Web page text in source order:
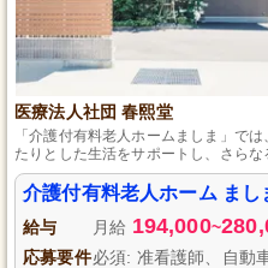
医療法人社団 春熙堂
「介護付有料老人ホームましま」で
たりとした生活をサポートし、さら
用意しております。休日は月9日、体
人々の健やかな毎日を一緒に守るこ
介護付有料老人ホーム ま
給与 月給 194,000~
応募要件必須: 准看護師、自動